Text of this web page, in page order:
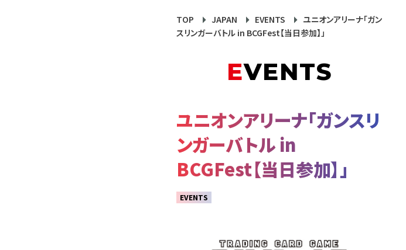
TOP JAPAN EVENTS
ユニオンアリーナ「ガン
スリンガーバトル in BCGFest【当日参加】」
EVENTS
ユニオンアリーナ「ガンスリ
ンガーバトル in
BCGFest【当日参加】」
EVENTS